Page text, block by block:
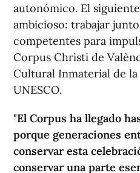
autonómico. El
ambicioso: trabajar
competentes para
Corpus Christi de
Cultural Inmaterial de
UNESCO.
"El Corpus ha llegado
porque generaciones
conservar esta
conservar una parte